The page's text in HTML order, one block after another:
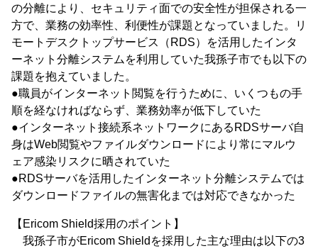
の分離により、セキュリティ面での安全性が担保される一
方で、業務の効率性、利便性が課題となっていました。リ
モートデスクトップサービス（RDS）を活用したインタ
ーネット分離システムを利用していた我孫子市でも以下の
課題を抱えていました。
●職員がインターネット閲覧を行うために、いくつもの手
順を経なければならず、業務効率が低下していた
●インターネット接続系ネットワークにあるRDSサーバ自
身はWeb閲覧やファイルダウンロードにより常にマルウ
ェア感染リスクに晒されていた
●RDSサーバを活用したインターネット分離システムでは
ダウンロードファイルの無害化までは対応できなかった
【Ericom Shield採用のポイント】
我孫子市がEricom Shieldを採用した主な理由は以下の3